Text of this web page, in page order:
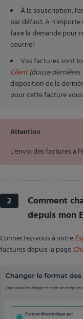
À la souscription,
par défaut. A
faire la demande pour
courrier
Vos factures sont
Client (douze dernières
disposition de la
pour cette facture
Attention
L'envoi des factures à
2
Comment
depuis mon
Connectez-vous à votre
factures depuis la page